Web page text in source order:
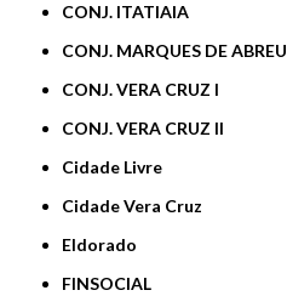
CONJ. ITATIAIA
CONJ. MARQUES DE ABREU
CONJ. VERA CRUZ I
CONJ. VERA CRUZ II
Cidade Livre
Cidade Vera Cruz
Eldorado
FINSOCIAL